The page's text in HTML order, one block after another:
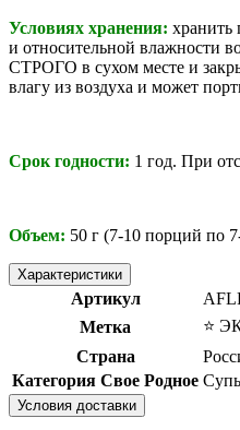
Условиях хранения: хранить
и относительной влажности
СТРОГО в сухом месте и
влагу из воздуха и может
Срок годности: 1 год. При
Объем: 50 г (7-10 порций по
Характеристики
Артикул
Метка
⭐️
Страна
Категория Свое Родное
Условия доставки